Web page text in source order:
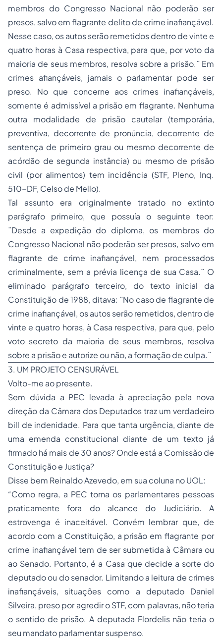
membros do Congresso Nacional não poderão ser
presos, salvo em flagrante delito de crime inafiançável.
Nesse caso, os autos serão remetidos dentro de vinte e
quatro horas à Casa respectiva, para que, por voto da
maioria de seus membros, resolva sobre a prisão.¨ Em
crimes afiançáveis, jamais o parlamentar pode ser
preso. No que concerne aos crimes inafiançáveis,
somente é admissível a prisão em flagrante. Nenhuma
outra modalidade de prisão cautelar (temporária,
preventiva, decorrente de pronúncia, decorrente de
sentença de primeiro grau ou mesmo decorrente de
acórdão de segunda instância) ou mesmo de prisão
civil (por alimentos) tem incidência (STF, Pleno, Inq.
510-DF, Celso de Mello).
Tal assunto era originalmente tratado no extinto
parágrafo primeiro, que possuía o seguinte teor:
¨Desde a expedição do diploma, os membros do
Congresso Nacional não poderão ser presos, salvo em
flagrante de crime inafiançável, nem processados
criminalmente, sem a prévia licença de sua Casa.¨ O
eliminado parágrafo terceiro, do texto inicial da
Constituição de 1988, ditava: ¨No caso de flagrante de
crime inafiançável, os autos serão remetidos, dentro de
vinte e quatro horas, à Casa respectiva, para que, pelo
voto secreto da maioria de seus membros, resolva
sobre a prisão e autorize ou não, a formação de culpa.¨
3. UM PROJETO CENSURÁVEL
Volto-me ao presente.
Sem dúvida a PEC levada à apreciação pela nova
direção da Câmara dos Deputados traz um verdadeiro
bill de indenidade. Para que tanta urgência, diante de
uma emenda constitucional diante de um texto já
firmado há mais de 30 anos? Onde está a Comissão de
Constituição e Justiça?
Disse bem Reinaldo Azevedo, em sua coluna no UOL:
“Como regra, a PEC torna os parlamentares pessoas
praticamente fora do alcance do Judiciário. A
estrovenga é inaceitável. Convém lembrar que, de
acordo com a Constituição, a prisão em flagrante por
crime inafiançável tem de ser submetida à Câmara ou
ao Senado. Portanto, é a Casa que decide a sorte do
deputado ou do senador. Limitando a leitura de crimes
inafiançáveis, situações como a deputado Daniel
Silveira, preso por agredir o STF, com palavras, não teria
o sentido de prisão. A deputada Flordelis não teria o
seu mandato parlamentar suspenso.